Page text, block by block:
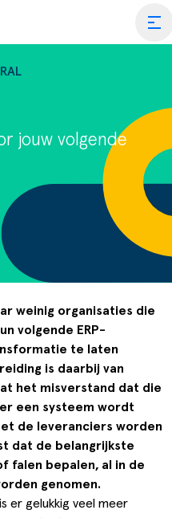
Wat is
Wat is
Apps
Scanning
Factuurverwerking
Voorraad management &
aanpassen
jouw volgende
weinig organisaties die
volgende ERP-
te laten
is daarbij van
het misverstand dat die
een systeem wordt
de leveranciers worden
dat de belangrijkste
falen bepalen, al in de
genomen.
er gelukkig veel meer